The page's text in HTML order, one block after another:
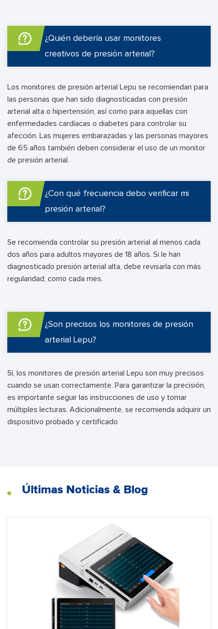
¿Quién debería usar monitores
creativos de presión arterial?
Los monitores de presión arterial Lepu se recomiendan para
las personas que han sido diagnosticadas con presión
arterial alta o hipertensión, así como para aquellas con
enfermedades cardíacas o diabetes para controlar su
afección. Las mujeres embarazadas y las personas mayores
de 65 años también deben considerar el uso de un monitor
de presión arterial.
¿Con qué frecuencia debo verificar mi
presión arterial?
Se recomienda controlar su presión arterial al menos cada
dos años para adultos mayores de 18 años. Si le han
diagnosticado presión arterial alta, debe revisarla con más
regularidad, como cada mes.
¿Son precisos los monitores de presión
arterial Lepu?
Sí, los monitores de presión arterial Lepu son muy precisos
cuando se usan correctamente. Para garantizar la precisión,
es importante seguir las instrucciones de uso y tomar
múltiples lecturas. Adicionalmente, se recomienda adquirir un
dispositivo probado y certificado
Últimas Noticias & Blog